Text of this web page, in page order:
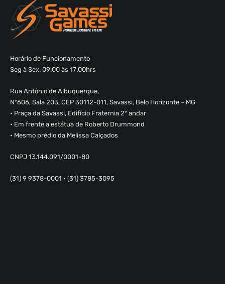
Horário de Funcionamento
Seg à Sex: 09:00 às 17:00hrs
Rua Antônio de Albuquerque,
Nº606, Sala 203, CEP 30112-011, Savassi, Belo Horizonte – MG
• Praça da Savassi, Edifício Fraternia 2º andar
• Em frente a estátua de Roberto Drummond
• Mesmo prédio da Melissa Calçados
CNPJ 13.144.091/0001-80
(31) 9 9378-0001 • (31) 3785-3095